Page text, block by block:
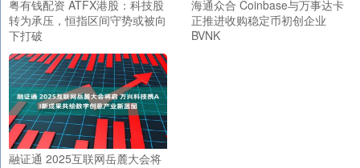
粤有钱配资 ATFX港股：科技股
转为承压，恒指区间守势或被向
下打破
海通众合 Coinbase与万事达卡
正推进收购稳定币初创企业
BVNK
融证通 2025互联网岳麓大会将